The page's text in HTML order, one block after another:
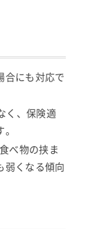
合にも対応で
く、保険適
べ物の挟ま
弱くなる傾向